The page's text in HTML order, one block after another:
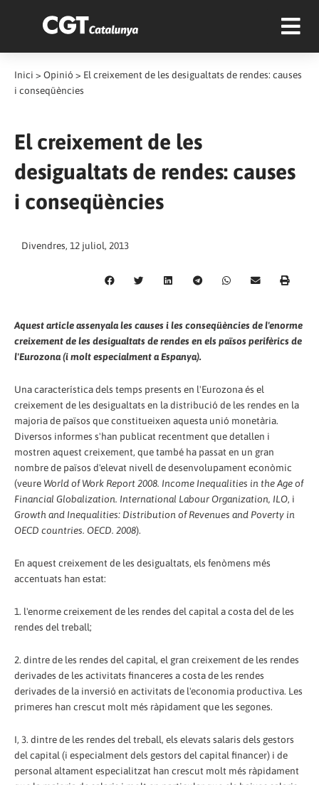
Inici > Opinió > El creixement de les desigualtats de rendes: causes
i conseqüències
El creixement de les
desigualtats de rendes: causes
i conseqüències
Divendres, 12 juliol, 2013
Aquest article assenyala les causes i les conseqüències de l'enorme
creixement de les desigualtats de rendes en els països perifèrics de
l'Eurozona (i molt especialment a Espanya).
Una característica dels temps presents en l'Eurozona és el
creixement de les desigualtats en la distribució de les rendes en la
majoria de països que constitueixen aquesta unió monetària.
Diversos informes s'han publicat recentment que detallen i
mostren aquest creixement, que també ha passat en un gran
nombre de països d'elevat nivell de desenvolupament econòmic
(veure World of Work Report 2008. Income Inequalities in the Age of
Financial Globalization. International Labour Organization, ILO, i
Growth and Inequalities: Distribution of Revenues and Poverty in
OECD countries. OECD. 2008).
En aquest creixement de les desigualtats, els fenòmens més
accentuats han estat:
1. l'enorme creixement de les rendes del capital a costa del de les
rendes del treball;
2. dintre de les rendes del capital, el gran creixement de les rendes
derivades de les activitats financeres a costa de les rendes
derivades de la inversió en activitats de l'economia productiva. Les
primeres han crescut molt més ràpidament que les segones.
I, 3. dintre de les rendes del treball, els elevats salaris dels gestors
del capital (i especialment dels gestors del capital financer) i de
personal altament especialitzat han crescut molt més ràpidament